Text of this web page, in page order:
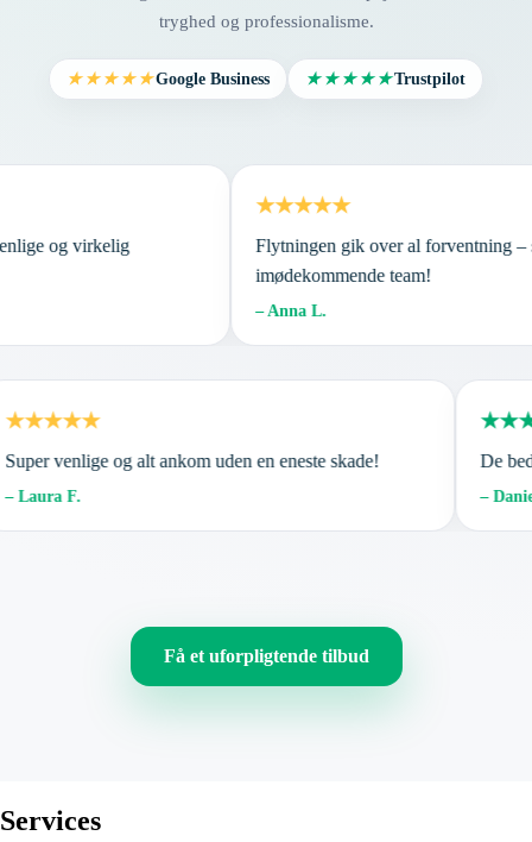
tryghed og professionalisme.
★★★★★Google Business ★★★★★Trustpilot
og virkelig
★★★★★
Flytningen gik over al
imødekommende team!
– Anna L.
venlige og alt ankom uden en eneste skade!
F.
De
– Daniel
Få et uforpligtende tilbud
Services